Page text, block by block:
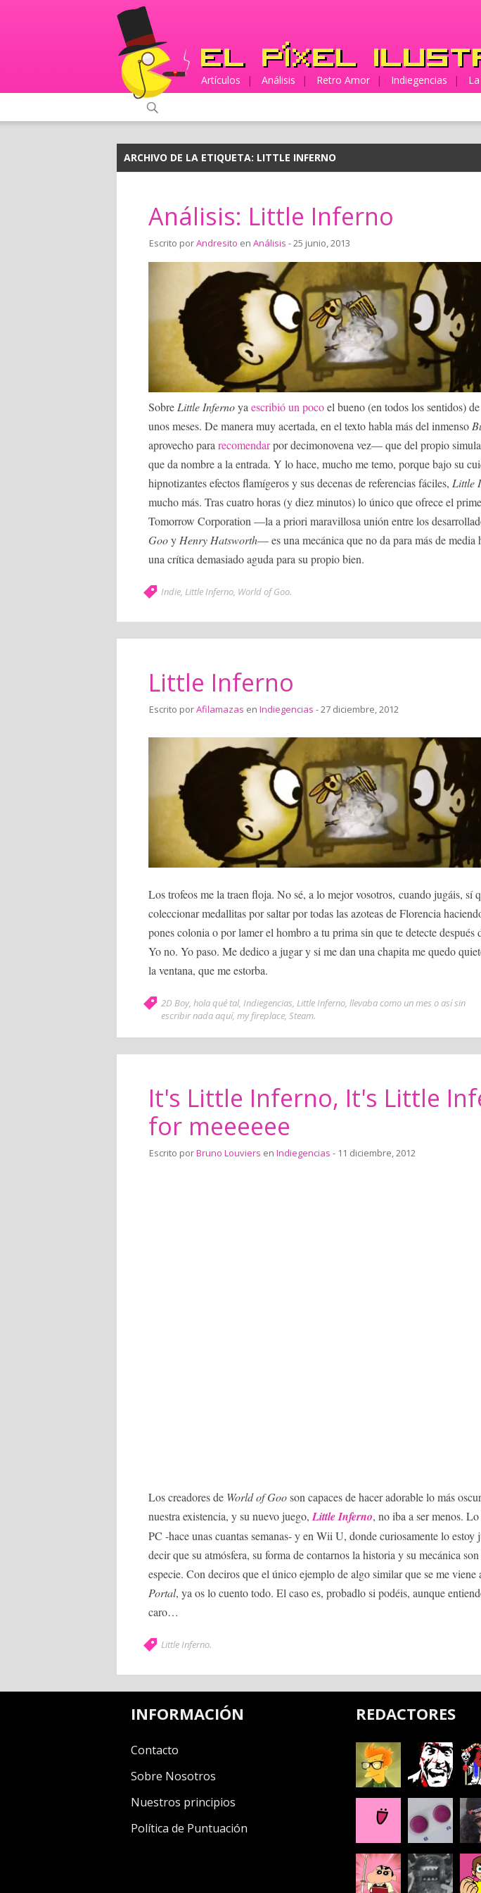
Artículos | Análisis | Retro Amor | Indiegencias |
ARCHIVO DE LA ETIQUETA: LITTLE INFERNO
Análisis: Little Inferno
Escrito porAndresito en Análisis - 25 junio, 2013
Sobre Little Infernoya escribió un pocoel bueno (en todos los sentidos)
unos meses. De manera muy acertada, en el texto habla más del inmenso
aprovecho para recomendarpor decimonovena vez— que del propio
que da nombre a la entrada. Y lo hace, mucho me temo, porque bajo su
hipnotizantes efectos flamígeros y sus decenas de referencias fáciles, Little
mucho más. Tras cuatro horas (y diez minutos) lo único que ofrece el
Tomorrow Corporation —la a priori maravillosa unión entre los
Gooy Henry Hatsworth— es una mecánica que no da para más de media
una crítica demasiado aguda para su propio bien.
Indie, Little Inferno, World of Goo.
Little Inferno
Escrito porAfilamazas en Indiegencias - 27 diciembre, 2012
Los trofeos me la traen floja. No sé, a lo mejor vosotros, cuando jugáis, sí
coleccionar medallitas por saltar por todas las azoteas de Florencia
pones colonia o por lamer el hombro a tu prima sin que te detecte después
Yo no. Yo paso. Me dedico a jugar y si me dan una chapita me quedo
la ventana, que me estorba.
2D Boy, hola qué tal, Indiegencias, Little Inferno, llevaba como un mes o así sin
escribir nada aquí, my fireplace, Steam.
It's Little Inferno, It's Little
for meeeeee
Escrito porBruno Louviers en Indiegencias - 11 diciembre, 2012
Los creadores de World of Gooson capaces de hacer adorable lo más
nuestra existencia, y su nuevo juego,Little Inferno, no iba a ser menos.
PC -hace unas cuantas semanas- y en Wii U, donde curiosamente lo estoy
decir que su atmósfera, su forma de contarnos la historia y su mecánica
especie. Con deciros que el único ejemplo de algo similar que se me viene
Portal, ya os lo cuento todo. El caso es, probadlo si podéis, aunque
caro…
Little Inferno.
INFORMACIÓN
Contacto
Sobre Nosotros
Nuestros principios
Política de Puntuación
REDACTORES